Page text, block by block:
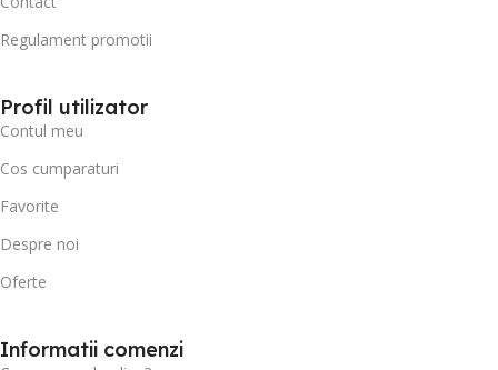
Regulament promotii
Profil utilizator
Contul meu
Cos cumparaturi
Favorite
Despre noi
Oferte
Informatii comenzi